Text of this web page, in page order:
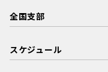
全国支部
スケジュール